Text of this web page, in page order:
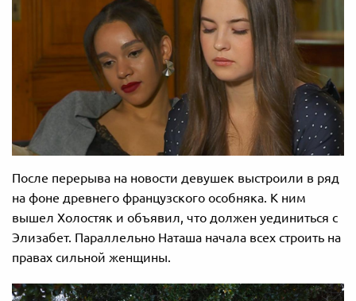
После перерыва на новости девушек выстроили в ряд
на фоне древнего французского особняка. К ним
вышел Холостяк и объявил, что должен уединиться с
Элизабет. Параллельно Наташа начала всех строить на
правах сильной женщины.